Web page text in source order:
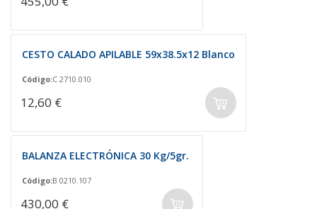
CESTO CALADO APILABLE 59x38.5x12 Blanco
Código:C 2710.010
12,60 €
BALANZA ELECTRÓNICA 30 Kg/5gr.
Código:B 0210.107
430,00 €